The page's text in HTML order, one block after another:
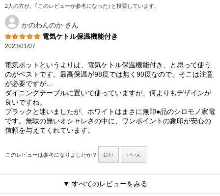
2人の方が、｢このレビューが参考になった｣と投票しています。
かのわんのか さん
電気ケトル保温機能付き
2023/01/07
電気ポットというよりは、電気ケトル保温機能付き、と思って使う
のがベストです。最高保温が98度では無く90度なので、そこは注意
が必要ですが…
ダイニングテーブルに置いて使っていますが、何よりもデザインが
良いですね。
ブラックと迷いましたが、ホワイトはまさに無印●品のシロモノ家電
です。無駄の無いオシャレさの中に、ワンポイントの象印が安心の
信頼を与えてくれています。
このレビューは参考になりましたか？ はい いいえ
▼ すべてのレビューをみる